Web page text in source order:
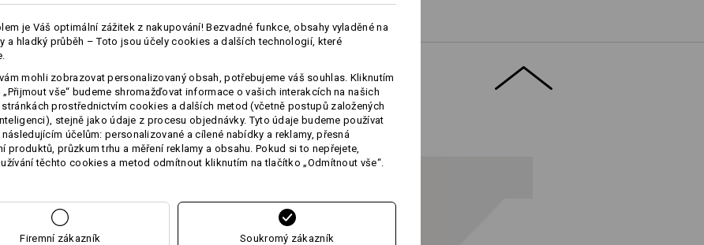
Personalizace:
Vlastní návrh
INFORMACE
je Váš optimální zážitek z nakupování! Bezvadné funkce, obsahy vyladěné na
a hladký průběh – Toto jsou účely cookies a dalších technologií, které
mohli zobrazovat personalizovaný obsah, potřebujeme váš souhlas. Kliknutím
vše“ budeme shromažďovat informace o vašich interakcích na našich
prostřednictvím cookies a dalších metod (včetně postupů založených
stejně jako údaje z procesu objednávky. Tyto údaje budeme používat
následujícím účelům: personalizované a cílené nabídky a reklamy, přesná
produktů, průzkum trhu a měření reklamy a obsahu. Pokud si to nepřejete,
těchto cookies a metod odmítnout kliknutím na tlačítko „Odmítnout vše“.
Firemní zákazník Soukromý zákazník